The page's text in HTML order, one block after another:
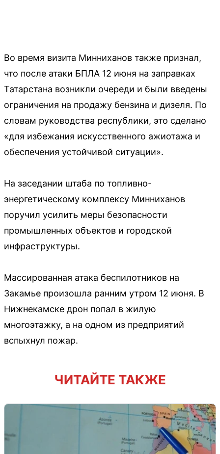
Во время визита Минниханов также признал,
что после атаки БПЛА 12 июня на заправках
Татарстана возникли очереди и были введены
ограничения на продажу бензина и дизеля. По
словам руководства республики, это сделано
«для избежания искусственного ажиотажа и
обеспечения устойчивой ситуации».
На заседании штаба по топливно-
энергетическому комплексу Минниханов
поручил усилить меры безопасности
промышленных объектов и городской
инфраструктуры.
Массированная атака беспилотников на
Закамье произошла ранним утром 12 июня. В
Нижнекамске дрон попал в жилую
многоэтажку, а на одном из предприятий
вспыхнул пожар.
ЧИТАЙТЕ ТАКЖЕ